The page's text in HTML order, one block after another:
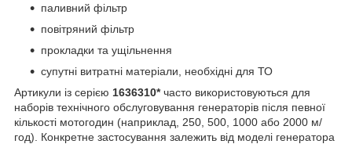
паливний фільтр
повітряний фільтр
прокладки та ущільнення
супутні витратні матеріали, необхідні для ТО
Артикули із серією 1636310*часто використовуються для
наборів технічного обслуговування генераторів після певної
кількості мотогодин (наприклад, 250, 500, 1000 або 2000 м/
год). Конкретне застосування залежить від моделі генератора